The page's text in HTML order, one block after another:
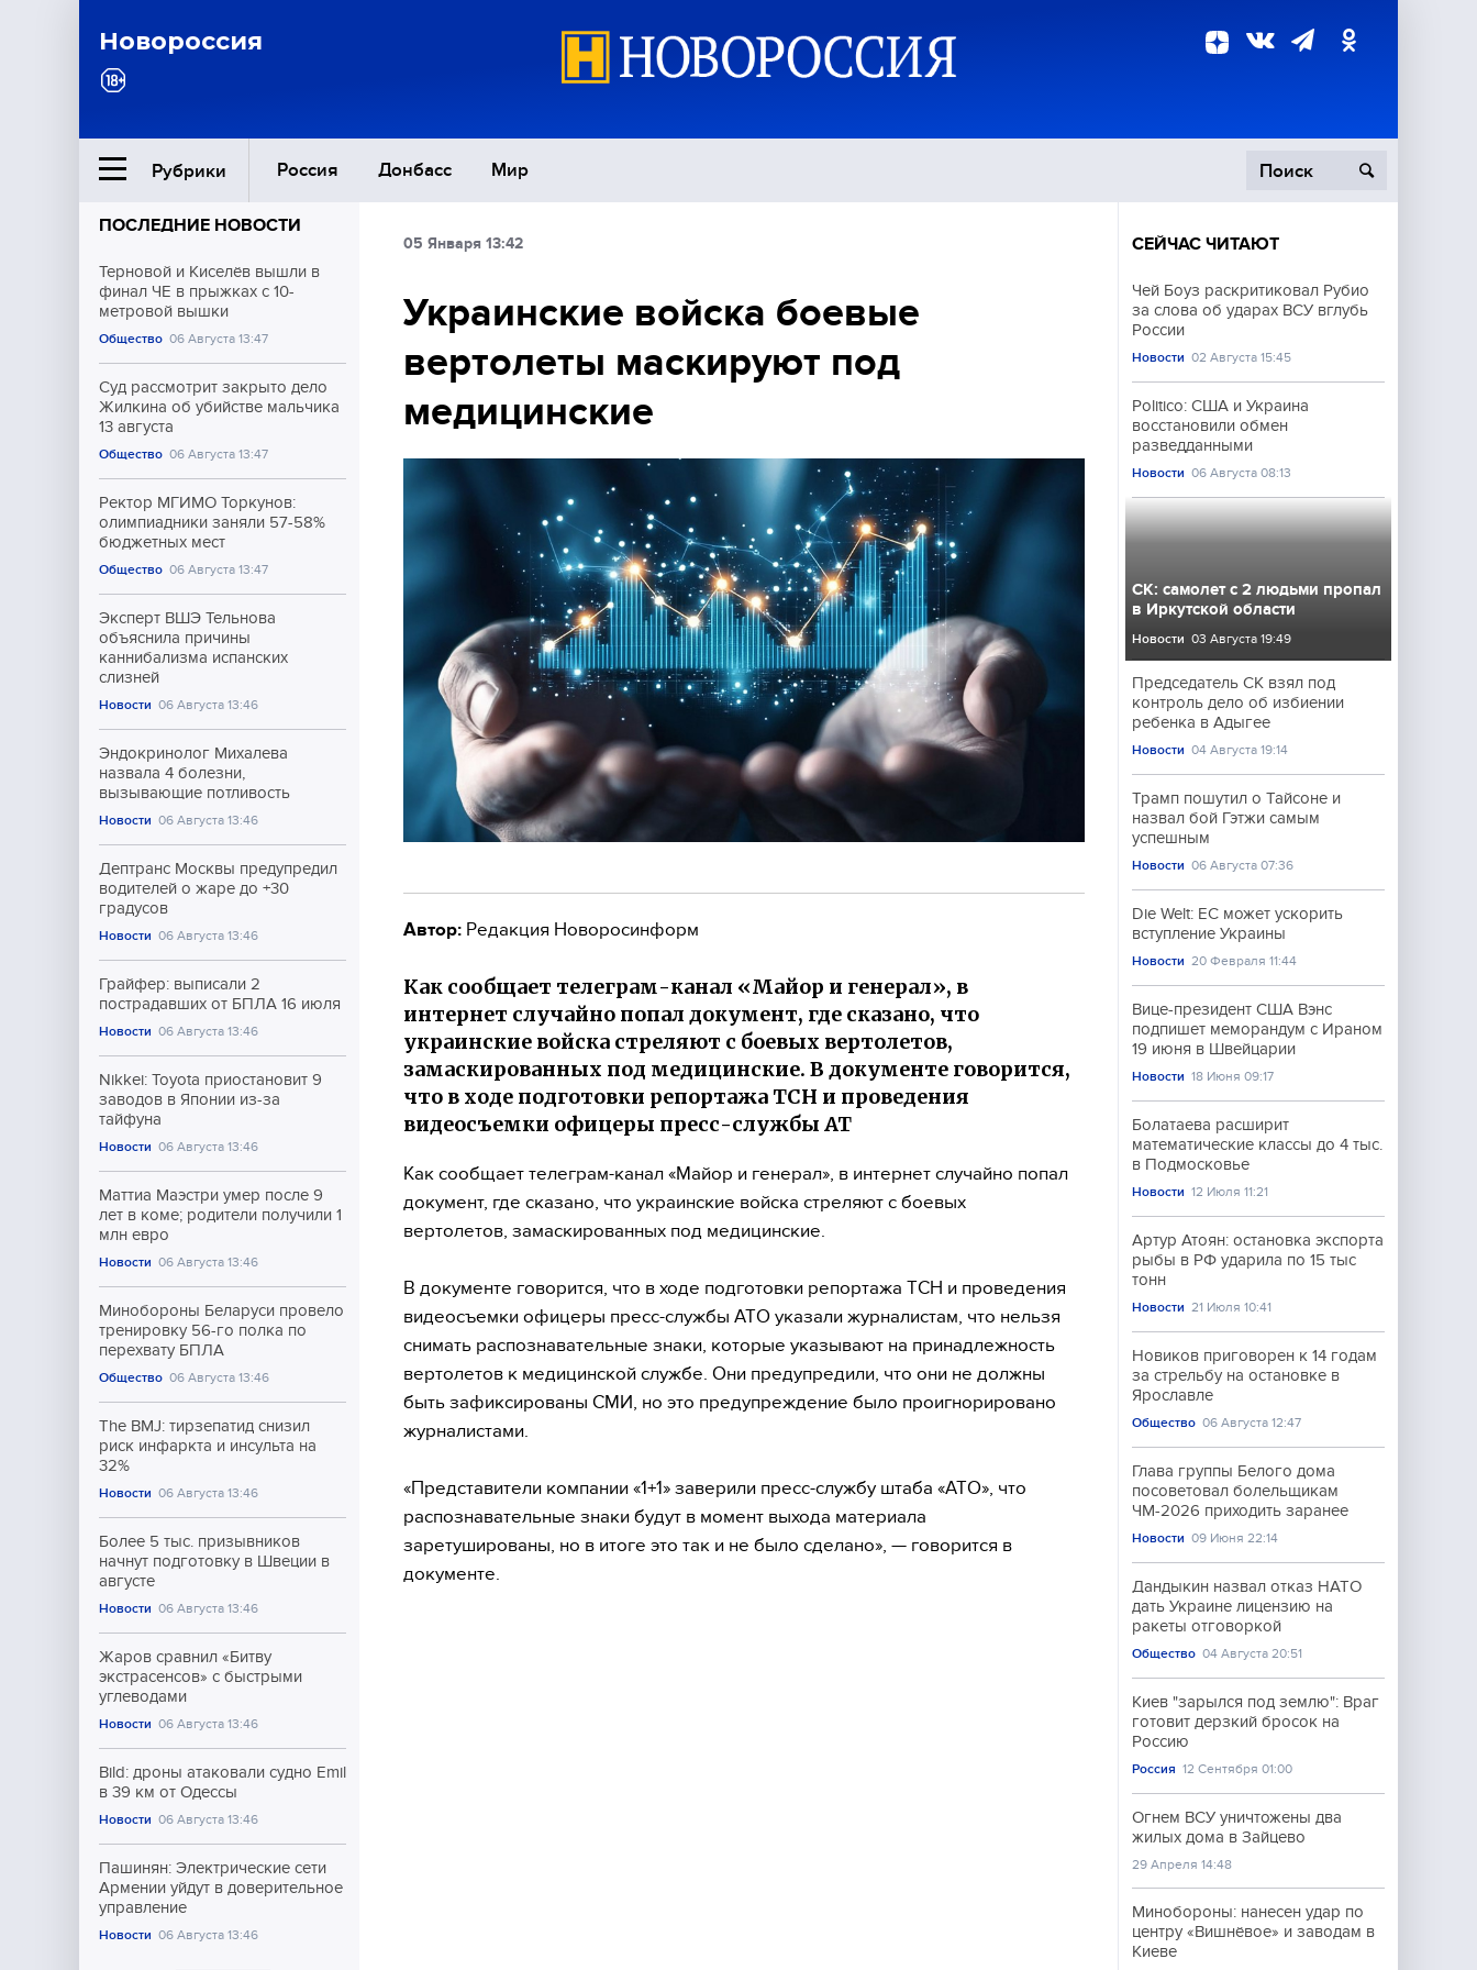
Новороссия
Рубрики Россия Донбасс Мир
Ближний Восток
Общество
Экономика
Происшествия
Культура
ПОСЛЕДНИЕ НОВОСТИ
Терновой и Киселёв вышли в
финал ЧЕ в прыжках с 10-
метровой вышки
Общество 06 Августа 13:47
Суд рассмотрит закрыто дело
Жилкина об убийстве мальчика
13 августа
Общество 06 Августа 13:47
Ректор МГИМО Торкунов:
олимпиадники заняли 57-58%
бюджетных мест
Общество 06 Августа 13:47
Эксперт ВШЭ Тельнова
объяснила причины
каннибализма испанских
слизней
Новости 06 Августа 13:46
Эндокринолог Михалева
назвала 4 болезни,
вызывающие потливость
Новости 06 Августа 13:46
Дептранс Москвы предупредил
водителей о жаре до +30
градусов
Новости 06 Августа 13:46
Грайфер: выписали 2
пострадавших от БПЛА 16 июля
Новости 06 Августа 13:46
Nikkei: Toyota приостановит 9
заводов в Японии из-за
тайфуна
Новости 06 Августа 13:46
Маттиа Маэстри умер после 9
лет в коме; родители получили 1
млн евро
Новости 06 Августа 13:46
Минобороны Беларуси провело
тренировку 56-го полка по
перехвату БПЛА
Общество 06 Августа 13:46
The BMJ: тирзепатид снизил
риск инфаркта и инсульта на
32%
Новости 06 Августа 13:46
Более 5 тыс. призывников
начнут подготовку в Швеции в
августе
Новости 06 Августа 13:46
Жаров сравнил «Битву
экстрасенсов» с быстрыми
углеводами
Новости 06 Августа 13:46
Bild: дроны атаковали судно Emil
в 39 км от Одессы
Новости 06 Августа 13:46
Пашинян: Электрические сети
Армении уйдут в доверительное
управление
Новости 06 Августа 13:46
05 Января 13:42
Украинские войска боевые
вертолеты маскируют под
медицинские
Автор: Редакция Новоросинформ
Как сообщает телеграм-канал «Майор и генерал», в
интернет случайно попал документ, где сказано, что
украинские войска стреляют с боевых вертолетов,
замаскированных под медицинские. В документе говорится,
что в ходе подготовки репортажа ТСН и проведения
видеосъемки офицеры пресс-службы АТ
Как сообщает телеграм-канал «Майор и генерал», в интернет случайно попал
документ, где сказано, что украинские войска стреляют с боевых
вертолетов, замаскированных под медицинские.
В документе говорится, что в ходе подготовки репортажа ТСН и проведения
видеосъемки офицеры пресс-службы АТО указали журналистам, что нельзя
снимать распознавательные знаки, которые указывают на принадлежность
вертолетов к медицинской службе. Они предупредили, что они не должны
быть зафиксированы СМИ, но это предупреждение было проигнорировано
журналистами.
«Представители компании «1+1» заверили пресс-службу штаба «АТО», что
распознавательные знаки будут в момент выхода материала
заретушированы, но в итоге это так и не было сделано», — говорится в
документе.
СЕЙЧАС ЧИТАЮТ
Чей Боуз раскритиковал Рубио
за слова об ударах ВСУ вглубь
России
Новости 02 Августа 15:45
Politico: США и Украина
восстановили обмен
разведданными
Новости 06 Августа 08:13
СК: самолет с 2 людьми пропал
в Иркутской области
Новости 03 Августа 19:49
Председатель СК взял под
контроль дело об избиении
ребенка в Адыгее
Новости 04 Августа 19:14
Трамп пошутил о Тайсоне и
назвал бой Гэтжи самым
успешным
Новости 06 Августа 07:36
Die Welt: ЕС может ускорить
вступление Украины
Новости 20 Февраля 11:44
Вице-президент США Вэнс
подпишет меморандум с Ираном
19 июня в Швейцарии
Новости 18 Июня 09:17
Болатаева расширит
математические классы до 4 тыс.
в Подмосковье
Новости 12 Июля 11:21
Артур Атоян: остановка экспорта
рыбы в РФ ударила по 15 тыс
тонн
Новости 21 Июля 10:41
Новиков приговорен к 14 годам
за стрельбу на остановке в
Ярославле
Общество 06 Августа 12:47
Глава группы Белого дома
посоветовал болельщикам
ЧМ-2026 приходить заранее
Новости 09 Июня 22:14
Дандыкин назвал отказ НАТО
дать Украине лицензию на
ракеты отговоркой
Общество 04 Августа 20:51
Киев "зарылся под землю": Враг
готовит дерзкий бросок на
Россию
Россия 12 Сентября 01:00
Огнем ВСУ уничтожены два
жилых дома в Зайцево
29 Апреля 14:48
Минобороны: нанесен удар по
центру «Вишнёвое» и заводам в
Киеве